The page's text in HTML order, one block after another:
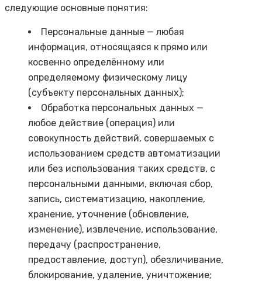
следующие основные понятия:
Персональные данные — любая
информация, относящаяся к прямо или
косвенно определённому или
определяемому физическому лицу
(субъекту персональных данных);
Обработка персональных данных —
любое действие (операция) или
совокупность действий, совершаемых с
использованием средств автоматизации
или без использования таких средств, с
персональными данными, включая сбор,
запись, систематизацию, накопление,
хранение, уточнение (обновление,
изменение), извлечение, использование,
передачу (распространение,
предоставление, доступ), обезличивание,
блокирование, удаление, уничтожение;